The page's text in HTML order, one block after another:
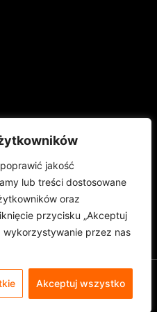
jakość
lub treści dostosowane
oraz
przycisku „Akceptuj
przez nas
Akceptuj wszystko
i realizacja strony
PL